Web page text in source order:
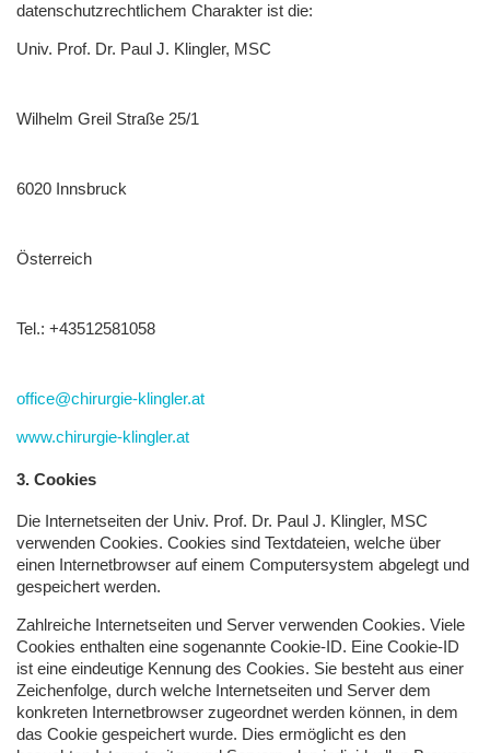
datenschutzrechtlichem Charakter ist die:
Univ. Prof. Dr. Paul J. Klingler, MSC
Wilhelm Greil Straße 25/1
6020 Innsbruck
Österreich
Tel.: +43512581058
office@chirurgie-klingler.at
www.chirurgie-klingler.at
3. Cookies
Die Internetseiten der Univ. Prof. Dr. Paul J. Klingler, MSC
verwenden Cookies. Cookies sind Textdateien, welche über
einen Internetbrowser auf einem Computersystem abgelegt und
gespeichert werden.
Zahlreiche Internetseiten und Server verwenden Cookies. Viele
Cookies enthalten eine sogenannte Cookie-ID. Eine Cookie-ID
ist eine eindeutige Kennung des Cookies. Sie besteht aus einer
Zeichenfolge, durch welche Internetseiten und Server dem
konkreten Internetbrowser zugeordnet werden können, in dem
das Cookie gespeichert wurde. Dies ermöglicht es den